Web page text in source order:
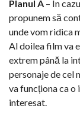
Planul A – În
propunem să
unde vom ridica
Al doilea film va
extrem până la
personaje de cel
va funcționa ca
interesat.